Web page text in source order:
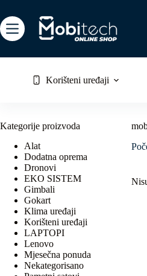
to
content
Korišteni uređaji
Kategorije proizvoda
Alat
Dodatna oprema
Dronovi
EKO SISTEM
Gimbali
Gokart
Klima uređaji
Korišteni uređaji
LAPTOPI
Lenovo
Mjesečna ponuda
Nekategorisano